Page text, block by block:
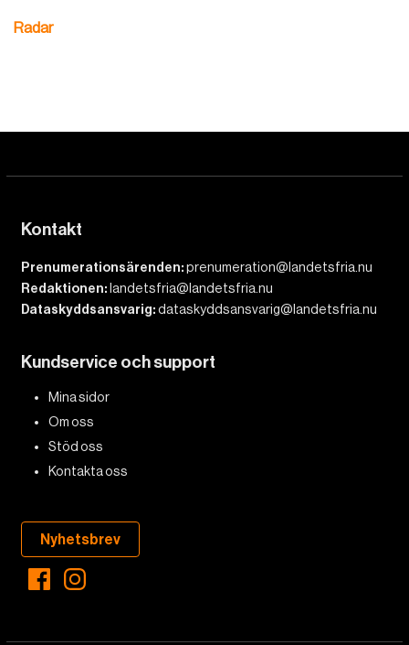
Radar
Kontakt
Prenumerationsärenden:prenumeration@landetsfria.nu
Redaktionen: landetsfria@landetsfria.nu
Dataskyddsansvarig:dataskyddsansvarig@landetsfria.nu
Kundservice och support
Mina sidor
Om oss
Stöd oss
Kontakta oss
Nyhetsbrev